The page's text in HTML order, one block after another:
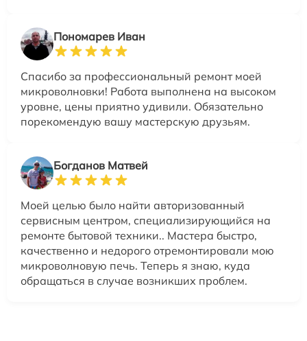
Пономарев Иван
Спасибо за профессиональный ремонт моей
микроволновки! Работа выполнена на высоком
уровне, цены приятно удивили. Обязательно
порекомендую вашу мастерскую друзьям.
Богданов Матвей
Моей целью было найти авторизованный
сервисным центром, специализирующийся на
ремонте бытовой техники.. Мастера быстро,
качественно и недорого отремонтировали мою
микроволновую печь. Теперь я знаю, куда
обращаться в случае возникших проблем.